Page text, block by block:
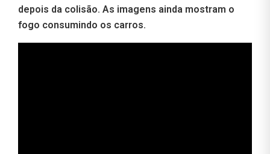
depois da colisão. As imagens ainda mostram o
fogo consumindo os carros.